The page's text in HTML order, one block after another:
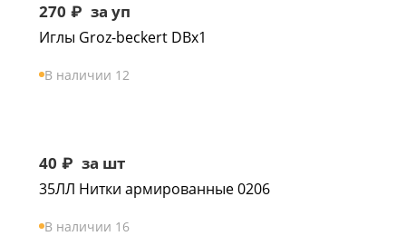
270 ₽ за уп
Иглы Groz-beckert DBx1
В наличии 12
40 ₽ за шт
35ЛЛ Нитки армированные 0206
В наличии 16